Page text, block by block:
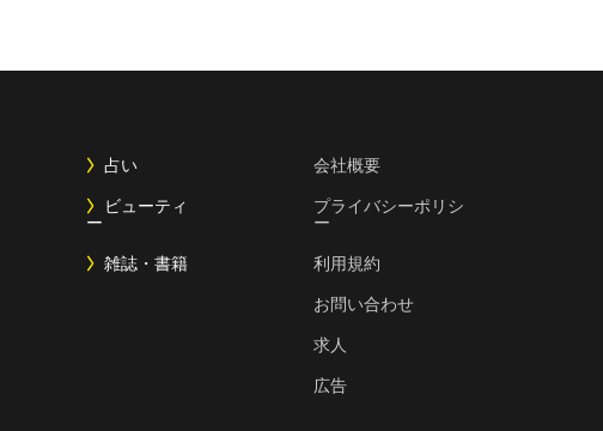
占い
ビューティ
ー
雑誌・書籍
会社概要
プライバシーポリシ
ー
利用規約
お問い合わせ
求人
広告